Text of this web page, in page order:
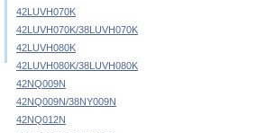
42LUVH070K
42LUVH070K/38LUVH070K
42LUVH080K
42LUVH080K/38LUVH080K
42NQ009N
42NQ009N/38NY009N
42NQ012N